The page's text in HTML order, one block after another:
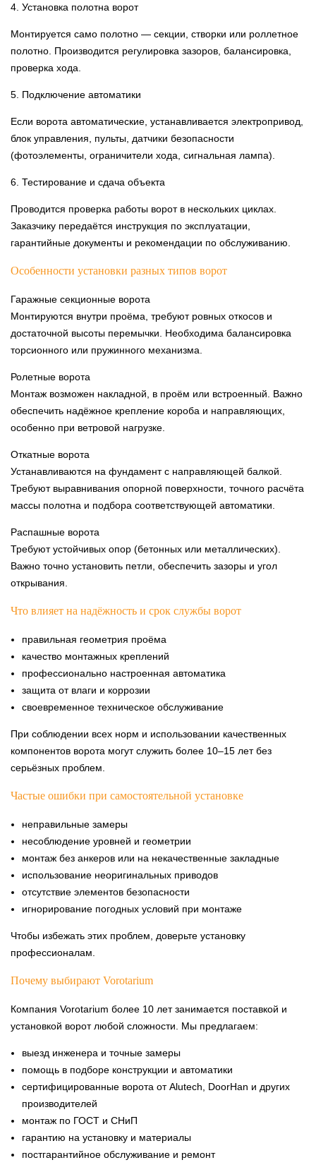
4. Установка полотна ворот
Монтируется само полотно — секции, створки или роллетное
полотно. Производится регулировка зазоров, балансировка,
проверка хода.
5. Подключение автоматики
Если ворота автоматические, устанавливается электропривод,
блок управления, пульты, датчики безопасности
(фотоэлементы, ограничители хода, сигнальная лампа).
6. Тестирование и сдача объекта
Проводится проверка работы ворот в нескольких циклах.
Заказчику передаётся инструкция по эксплуатации,
гарантийные документы и рекомендации по обслуживанию.
Особенности установки разных типов ворот
Гаражные секционные ворота
Монтируются внутри проёма, требуют ровных откосов и
достаточной высоты перемычки. Необходима балансировка
торсионного или пружинного механизма.
Ролетные ворота
Монтаж возможен накладной, в проём или встроенный. Важно
обеспечить надёжное крепление короба и направляющих,
особенно при ветровой нагрузке.
Откатные ворота
Устанавливаются на фундамент с направляющей балкой.
Требуют выравнивания опорной поверхности, точного расчёта
массы полотна и подбора соответствующей автоматики.
Распашные ворота
Требуют устойчивых опор (бетонных или металлических).
Важно точно установить петли, обеспечить зазоры и угол
открывания.
Что влияет на надёжность и срок службы ворот
правильная геометрия проёма
качество монтажных креплений
профессионально настроенная автоматика
защита от влаги и коррозии
своевременное техническое обслуживание
При соблюдении всех норм и использовании качественных
компонентов ворота могут служить более 10–15 лет без
серьёзных проблем.
Частые ошибки при самостоятельной установке
неправильные замеры
несоблюдение уровней и геометрии
монтаж без анкеров или на некачественные закладные
использование неоригинальных приводов
отсутствие элементов безопасности
игнорирование погодных условий при монтаже
Чтобы избежать этих проблем, доверьте установку
профессионалам.
Почему выбирают Vorotarium
Компания Vorotarium более 10 лет занимается поставкой и
установкой ворот любой сложности. Мы предлагаем:
выезд инженера и точные замеры
помощь в подборе конструкции и автоматики
сертифицированные ворота от Alutech, DoorHan и других
производителей
монтаж по ГОСТ и СНиП
гарантию на установку и материалы
постгарантийное обслуживание и ремонт